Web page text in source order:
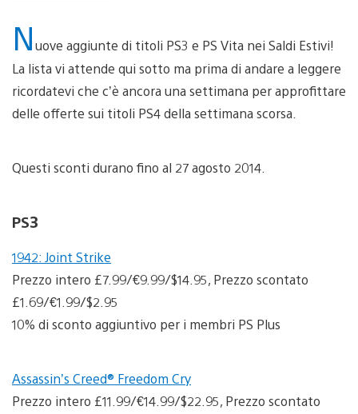
Nuove aggiunte di titoli PS3 e PS Vita nei Saldi Estivi!
La lista vi attende qui sotto ma prima di andare a leggere
ricordatevi che c’è ancora una settimana per approfittare
delle offerte sui titoli PS4 della settimana scorsa.
Questi sconti durano fino al 27 agosto 2014.
PS3
1942: Joint Strike
Prezzo intero £7.99/€9.99/$14.95, Prezzo scontato
£1.69/€1.99/$2.95
10% di sconto aggiuntivo per i membri PS Plus
Assassin’s Creed® Freedom Cry
Prezzo intero £11.99/€14.99/$22.95, Prezzo scontato